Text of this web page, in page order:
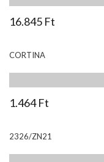
16.845 Ft
CORTINA
1.464 Ft
2326/ZN21